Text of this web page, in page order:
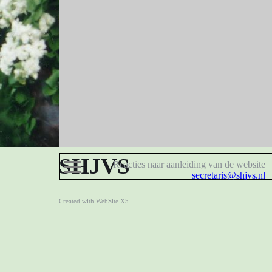
SHJVSReacties naar aanleiding van de website
secretaris@shjvs.nl
Created with WebSite X5